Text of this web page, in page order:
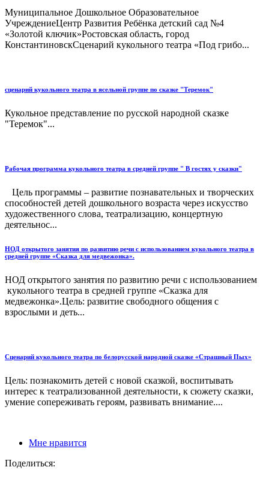
Муниципальное Дошкольное Образовательное
УчреждениеЦентр Развития Ребёнка детский сад №4
«Золотой ключик»Ростовская область, город
КонстантиновскСценарий кукольного театра «Под грибо...
сценарий кукольного театра в ясельной группе по сказке "Теремок"
Кукольное представление по русской народной сказке
"Теремок"...
Рабочая программа кукольного театра в средней группе " В гостях у сказки"
Цель программы – развитие познавательных и творческих
способностей детей дошкольного возраста через искусство
художественного слова, театрализацию, концертную
деятельнос...
НОД открытого занятия по развитию речи с использованием кукольного театра в
средней группе «Сказка для медвежонка».
НОД открытого занятия по развитию речи с использованием
кукольного театра в средней группе «Сказка для
медвежонка».Цель: развитие свободного общения с
взрослыми и деть...
Сценарий кукольного театра по белорусской народной сказке «Страшный Пых»
Цель: познакомить детей с новой сказкой, воспитывать
интерес к театрализованной деятельности, к сюжету сказки,
умение сопереживать героям, развивать внимание....
Мне нравится
Поделиться: